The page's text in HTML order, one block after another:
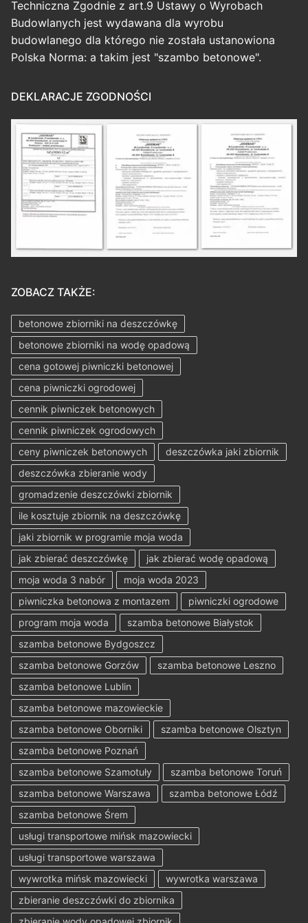
Techniczna Zgodnie z art.9 Ustawy o Wyrobach
Budowlanych jest wydawana dla wyrobu
budowlanego dla którego nie została ustanowiona
Polska Norma: a takim jest "szambo betonowe".
DEKLARACJE ZGODNOŚCI
ZOBACZ TAKŻE:
betonowe zbiorniki na deszczówkę
betonowe zbiorniki na wodę opadową
cena gotowej piwniczki betonowej
cena piwniczki ogrodowej
cennik piwniczek betonowych
cennik piwniczek ogrodowych
ceny piwniczek betonowych
deszczówka jaki zbiornik
deszczówka zbieranie wody
gromadzenie deszczówki zbiornik
ile kosztuje zbiornik na deszczówkę
jaki zbiornik w programie moja woda
jak zbierać deszczówkę
jak zbierać wodę opadową
moja woda 3 nabór
moja woda 2023
piwniczka betonowa z montazem
piwniczki ogrodowe
program moja woda
szamba betonowe Białystok
szamba betonowe Bydgoszcz
szamba betonowe Gorzów
szamba betonowe Leszno
szamba betonowe Lublin
szamba betonowe mazowieckie
szamba betonowe Oborniki
szamba betonowe Olsztyn
szamba betonowe Poznań
szamba betonowe Szamotuły
szamba betonowe Toruń
szamba betonowe Warszawa
szamba betonowe Łódź
szamba betonowe Śrem
usługi transportowe mińsk mazowiecki
usługi transportowe warszawa
wywrotka mińsk mazowiecki
wywrotka warszawa
zbieranie deszczówki do zbiornika